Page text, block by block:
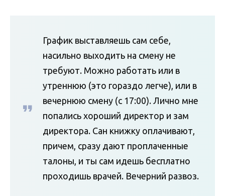
График выставляешь сам себе,
насильно выходить на смену не
требуют. Можно работать или в
утреннюю (это гораздо легче), или в
вечернюю смену (с 17:00). Лично мне
попались хороший директор и зам
директора. Сан книжку оплачивают,
причем, сразу дают проплаченные
талоны, и ты сам идешь бесплатно
проходишь врачей. Вечерний развоз.